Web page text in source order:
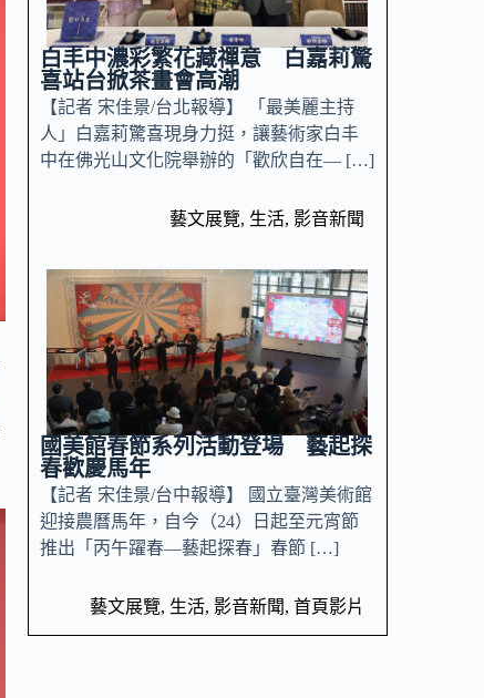
白丰中濃彩繁花藏禪意 白嘉莉驚
喜站台掀茶畫會高潮
【記者 宋佳景/台北報導】 「最美麗主持
人」白嘉莉驚喜現身力挺，讓藝術家白丰
中在佛光山文化院舉辦的「歡欣自在— […]
藝文展覽, 生活, 影音新聞
國美館春節系列活動登場 藝起探
春歡慶馬年
【記者 宋佳景/台中報導】 國立臺灣美術館
迎接農曆馬年，自今（24）日起至元宵節
推出「丙午躍春—藝起探春」春節 […]
藝文展覽, 生活, 影音新聞, 首頁影片